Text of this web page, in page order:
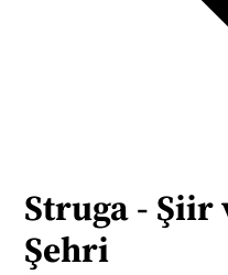
Struga - Şiir
Şehri